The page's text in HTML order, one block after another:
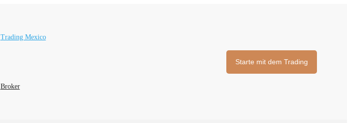
Trading Mexico
Broker
Starte mit dem Trading